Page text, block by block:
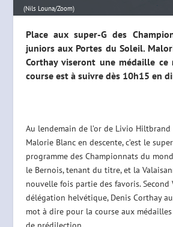
(Nils Louna/Zoom)
Place aux super-G des
juniors aux Portes du Soleil.
Corthay viseront une médaille ce
course est à suivre dès 10h15 en
Au lendemain de l’or de Livio Hiltbrand
Malorie Blanc en descente, c’est le
programme des Championnats du
le Bernois, tenant du titre, et la
nouvelle fois partie des favoris. Second
délégation helvétique, Denis Corthay
mot à dire pour la course aux